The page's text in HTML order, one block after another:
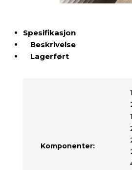
Spesifikasjon
Beskrivelse
Lagerført
Komponenter: